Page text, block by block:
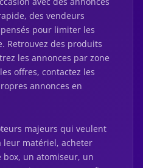
des vendeurs
pour limiter les
Retrouvez des produits
les annonces par zone
offres, contactez les
annonces en
majeurs qui veulent
leur matériel, acheter
un atomiseur, un